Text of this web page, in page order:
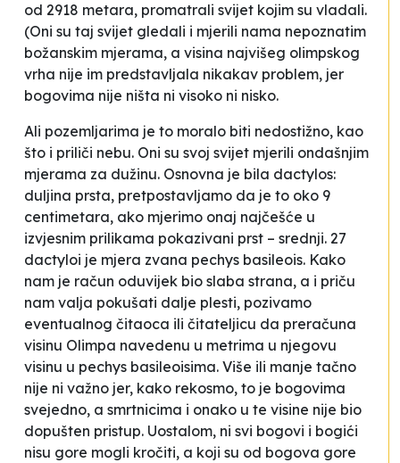
od 2918 metara, promatrali svijet kojim su vladali.
(Oni su taj svijet gledali i mjerili nama nepoznatim
božanskim mjerama, a visina najvišeg olimpskog
vrha nije im predstavljala nikakav problem, jer
bogovima nije ništa ni visoko ni nisko.
Ali pozemljarima je to moralo biti nedostižno, kao
što i priliči nebu. Oni su svoj svijet mjerili ondašnjim
mjerama za dužinu. Osnovna je bila dactylos:
duljina prsta, pretpostavljamo da je to oko 9
centimetara, ako mjerimo onaj najčešće u
izvjesnim prilikama pokazivani prst – srednji. 27
dactyloi je mjera zvana pechys basileois. Kako
nam je račun oduvijek bio slaba strana, a i priču
nam valja pokušati dalje plesti, pozivamo
eventualnog čitaoca ili čitateljicu da preračuna
visinu Olimpa navedenu u metrima u njegovu
visinu u pechys basileoisima. Više ili manje tačno
nije ni važno jer, kako rekosmo, to je bogovima
svejedno, a smrtnicima i onako u te visine nije bio
dopušten pristup. Uostalom, ni svi bogovi i bogići
nisu gore mogli kročiti, a koji su od bogova gore